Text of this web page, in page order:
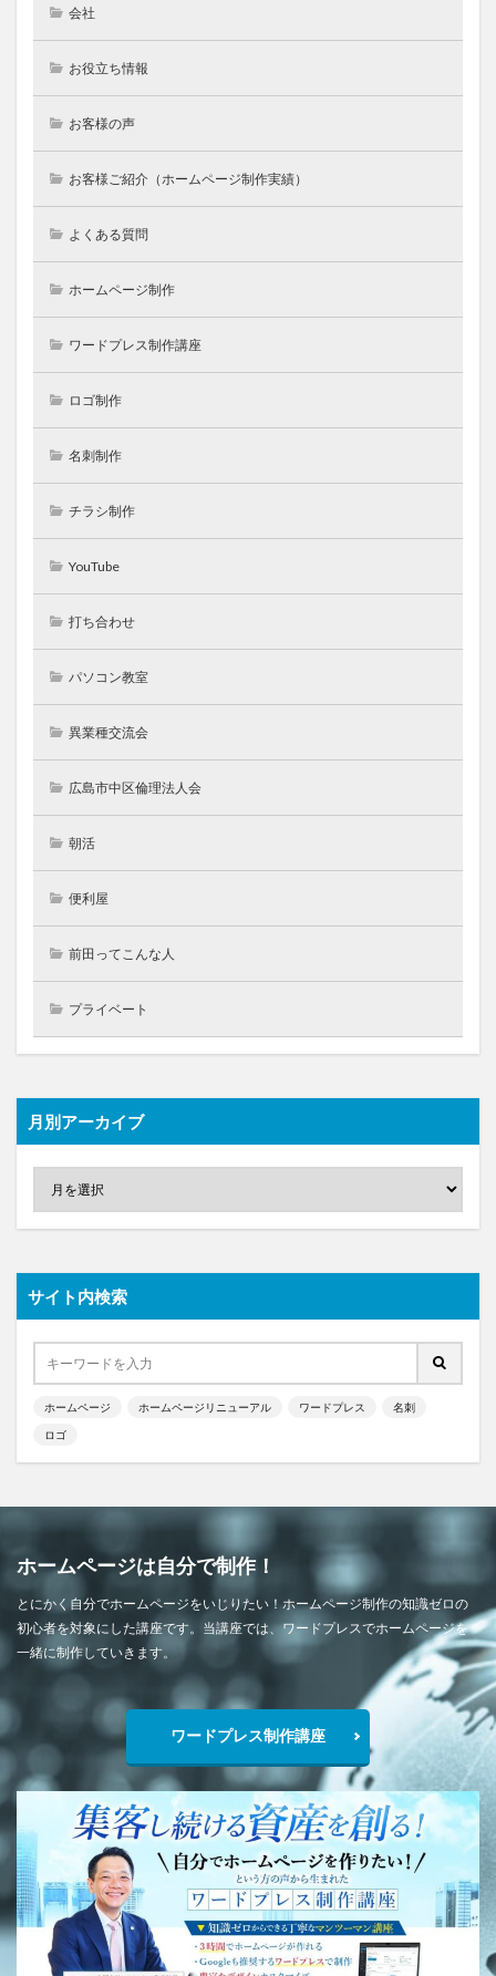
会社
お役立ち情報
お客様の声
お客様ご紹介（ホームページ制作実績）
よくある質問
ホームページ制作
ワードプレス制作講座
ロゴ制作
名刺制作
チラシ制作
YouTube
打ち合わせ
パソコン教室
異業種交流会
広島市中区倫理法人会
朝活
便利屋
前田ってこんな人
プライベート
月別アーカイブ
サイト内検索
ホームページ ホームページリニューアル ワードプレス 名刺
ロゴ
ホームページは自分で制作！
とにかく自分でホームページをいじりたい！ホームページ制作の知識ゼロの
初心者を対象にした講座です。当講座では、ワードプレスでホームページを
一緒に制作していきます。
ワードプレス制作講座